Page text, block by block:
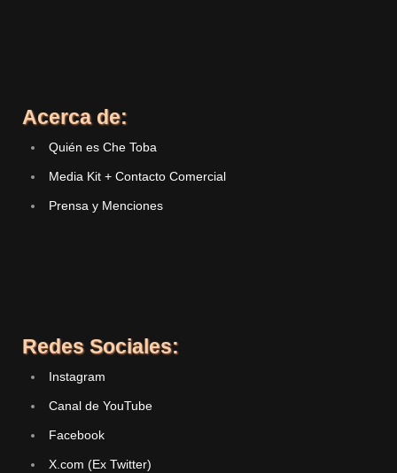
Acerca de:
Quién es Che Toba
Media Kit + Contacto Comercial
Prensa y Menciones
Redes Sociales:
Instagram
Canal de YouTube
Facebook
X.com (Ex Twitter)